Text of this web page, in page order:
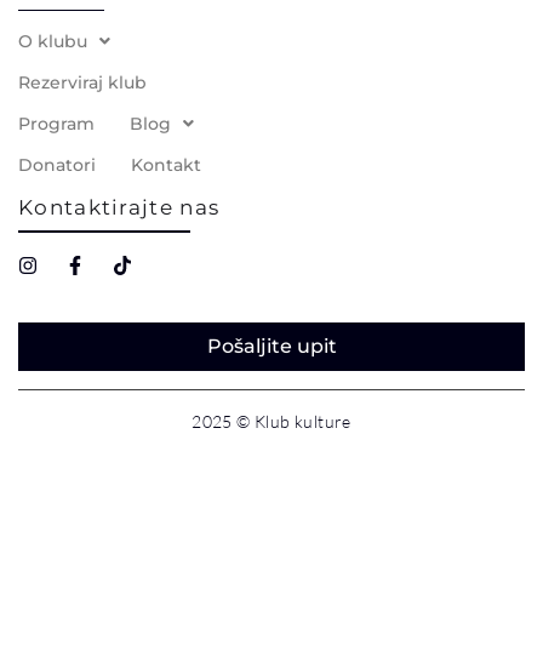
O klubu
Rezerviraj klub
Program
Blog
Donatori
Kontakt
Kontaktirajte nas
Pošaljite upit
2025 © Klub kulture